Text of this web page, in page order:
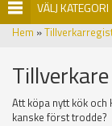
VÄLJ KATEGORI
Hem »
Att köpa nytt kök och
kanske först trodde?